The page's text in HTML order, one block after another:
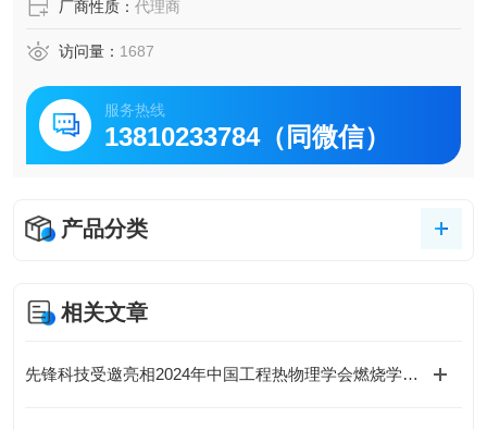
厂商性质： 代理商
访问量： 1687
服务热线
13810233784（同微信）
产品分类
相关文章
先锋科技受邀亮相2024年中国工程热物理学会燃烧学术年会